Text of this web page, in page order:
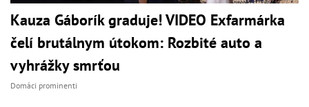
Kauza Gáborík graduje! VIDEO Exfarmárka
čelí brutálnym útokom: Rozbité auto a
vyhrážky smrťou
Domáci prominenti